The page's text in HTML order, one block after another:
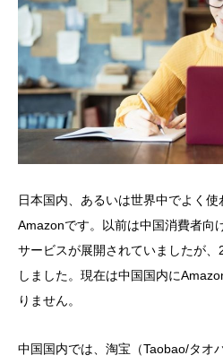
日本国内、あるいは世界中でよく
Amazonです。以前は中国消費者向
サービスが展開されていましたが
しました。現在は中国国内に
りません。
中国国内では、淘宝（Taobao/タオ